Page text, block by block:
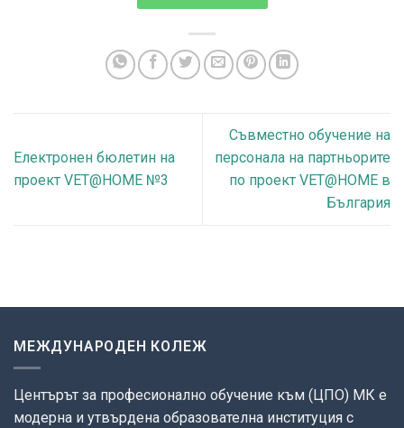
Електронен бюлетин на
проект VET@HOME №3
Съвместно обучение на
персонала на партньорите
по проект VET@HOME в
България
МЕЖДУНАРОДЕН КОЛЕЖ
Центърът за професионално обучение към (ЦПО) МК е
модерна и утвърдена образователна институция с